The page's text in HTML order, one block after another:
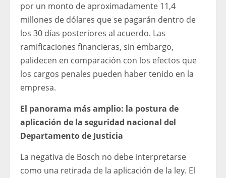
por un monto de aproximadamente 11,4
millones de dólares que se pagarán dentro de
los 30 días posteriores al acuerdo. Las
ramificaciones financieras, sin embargo,
palidecen en comparación con los efectos que
los cargos penales pueden haber tenido en la
empresa.
El panorama más amplio: la postura de
aplicación de la seguridad nacional del
Departamento de Justicia
La negativa de Bosch no debe interpretarse
como una retirada de la aplicación de la ley. El